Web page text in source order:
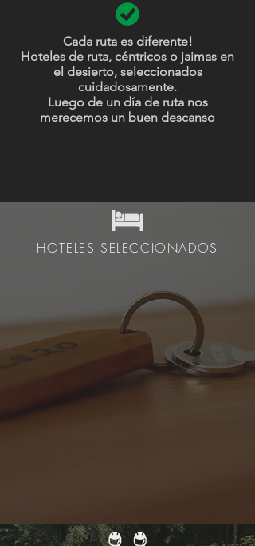
Cada ruta es diferente!
Hoteles de ruta, céntricos o jaimas en
el desierto, seleccionados
cuidadosamente.
Luego de un día de ruta nos
merecemos un buen descanso
HOTELES SELECCIONADOS